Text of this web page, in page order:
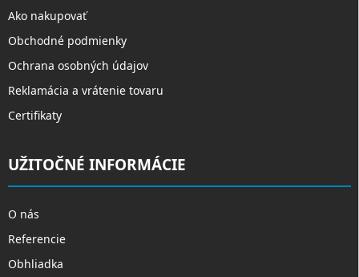
Ako nakupovať
Obchodné podmienky
Ochrana osobných údajov
Reklamácia a vrátenie tovaru
Certifikaty
UŽITOČNÉ INFORMÁCIE
O nás
Referencie
Obhliadka